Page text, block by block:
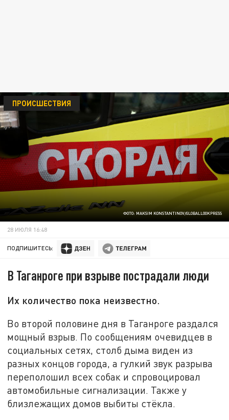
ФОТО: MAKSIM KONSTANTINOV/GLOBALLOOKPRESS
ПРОИСШЕСТВИЯ
28 ИЮЛЯ 16:48
ПОДПИШИТЕСЬ:
В Таганроге при взрыве пострадали люди
Их количество пока неизвестно.
Во второй половине дня в Таганроге раздался
мощный взрыв. По сообщениям очевидцев в
социальных сетях, столб дыма виден из
разных концов города, а гулкий звук разрыва
переполошил всех собак и спровоцировал
автомобильные сигнализации. Также у
близлежащих домов выбиты стёкла.